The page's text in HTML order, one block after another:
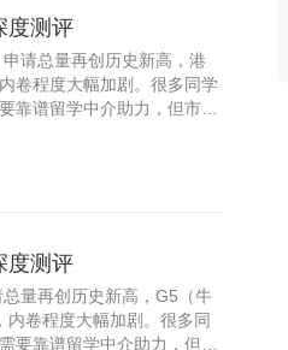
度测评
请总量再创历史新高，港
卷程度大幅加剧。很多同学
靠谱留学中介助力，但市面
度测评
量再创历史新高，G5（牛
卷程度大幅加剧。很多同
要靠谱留学中介助力，但市